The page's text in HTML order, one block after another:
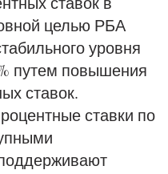
целью РБА
уровня
путем повышения
ставок.
ставки по